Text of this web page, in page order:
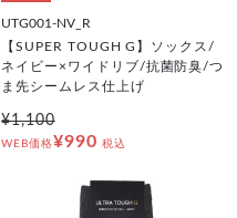
UTG001-NV_R
【SUPER TOUGH G】ソックス/
ネイビー×ワイドリブ/抗菌防臭/つ
ま先シームレス仕上げ
¥1,100
WEB価格¥990 税込